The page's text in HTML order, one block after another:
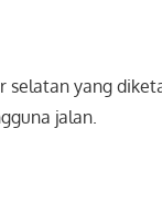
selatan yang
jalan.